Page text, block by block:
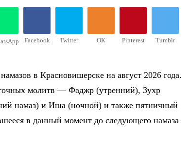
Facebook Twitter ОК Pinterest Tumblr
в Красновишерске на август 2026 года.
молитв — Фаджр (утренний), Зухр
намаз) и Иша (ночной) и также пятничный
в данный момент до следующего намаза